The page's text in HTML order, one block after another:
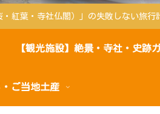
紅葉・寺社仏閣）」の失敗しない旅行
【観光施設】絶景・寺社・史跡
ご当地土産